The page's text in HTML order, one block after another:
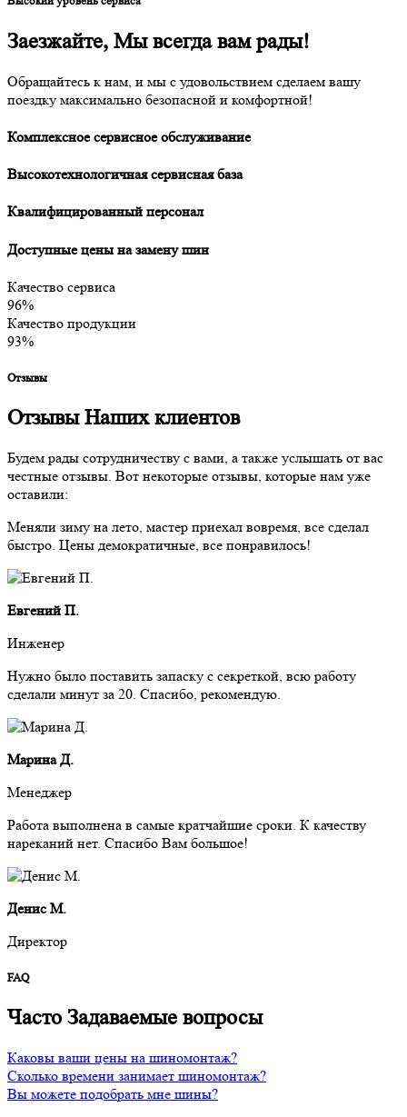
Заезжайте, Мы всегда вам рады!
Обращайтесь к нам, и мы с удовольствием сделаем вашу
поездку максимально безопасной и комфортной!
Комплексное сервисное обслуживание
Высокотехнологичная сервисная база
Квалифицированный персонал
Доступные цены на замену шин
Качество сервиса
96%
Качество продукции
93%
Отзывы
ОтзывыНаших клиентов
Будем рады сотрудничеству с вами, а также услышать от вас
честные отзывы. Вот некоторые отзывы, которые нам уже
оставили:
Меняли зиму на лето, мастер приехал вовремя, все сделал
быстро. Цены демократичные, все понравилось!
Евгений П.
Инженер
Нужно было поставить запаску с секреткой, всю работу
сделали минут за 20. Спасибо, рекомендую.
Марина Д.
Менеджер
Работа выполнена в самые кратчайшие сроки. К качеству
нареканий нет. Спасибо Вам большое!
Денис М.
Директор
FAQ
ЧастоЗадаваемые вопросы
Каковы ваши цены на шиномонтаж?
Сколько времени занимает шиномонтаж?
Вы можете подобрать мне шины?